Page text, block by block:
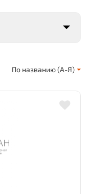
По названию (А-Я)